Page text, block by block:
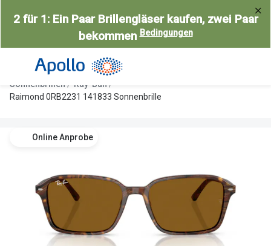
zum2 für 1: Ein Paar Brillengläser kaufen, zwei Paar
bekommen Bedingungen
Alle Brillen
Damen
Herren
Gleitsicht
Selbsttönende Brillen
Lesebrillen
Weitere Kategorien
Sonnenbrillen
Ray-Ban
Raimond 0RB2231 141833 Sonnenbrille
Online Anprobe